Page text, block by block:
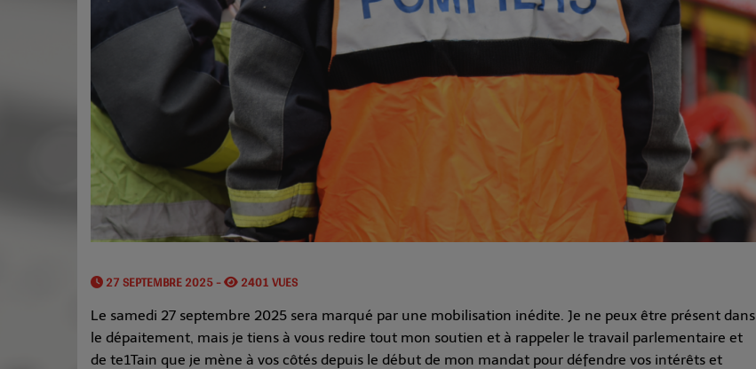
27 SEPTEMBRE 2025 - 2401 VUES
Le samedi 27 septembre 2025 sera marqué par une mobilisation inédite. Je ne peux être présent dans
le dépaitement, mais je tiens à vous redire tout mon soutien et à rappeler le travail parlementaire et
de te1Tain que je mène à vos côtés depuis le début de mon mandat pour défendre vos intérêts et